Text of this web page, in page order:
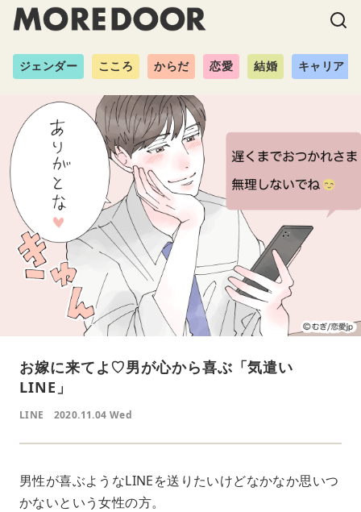
ジェンダー こころ からだ 恋愛 結婚 キャリア
お嫁に来てよ♡男が心から喜ぶ「気遣い
LINE」
LINE 2020.11.04 Wed
男性が喜ぶようなLINEを送りたいけどなかなか思いつ
かないという女性の方。